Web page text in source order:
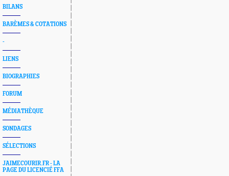
BILANS
BARÈMES & COTATIONS
-
LIENS
BIOGRAPHIES
FORUM
MÉDIATHÈQUE
SONDAGES
SÉLECTIONS
JAIMECOURIR.FR - LA
PAGE DU LICENCIÉ FFA